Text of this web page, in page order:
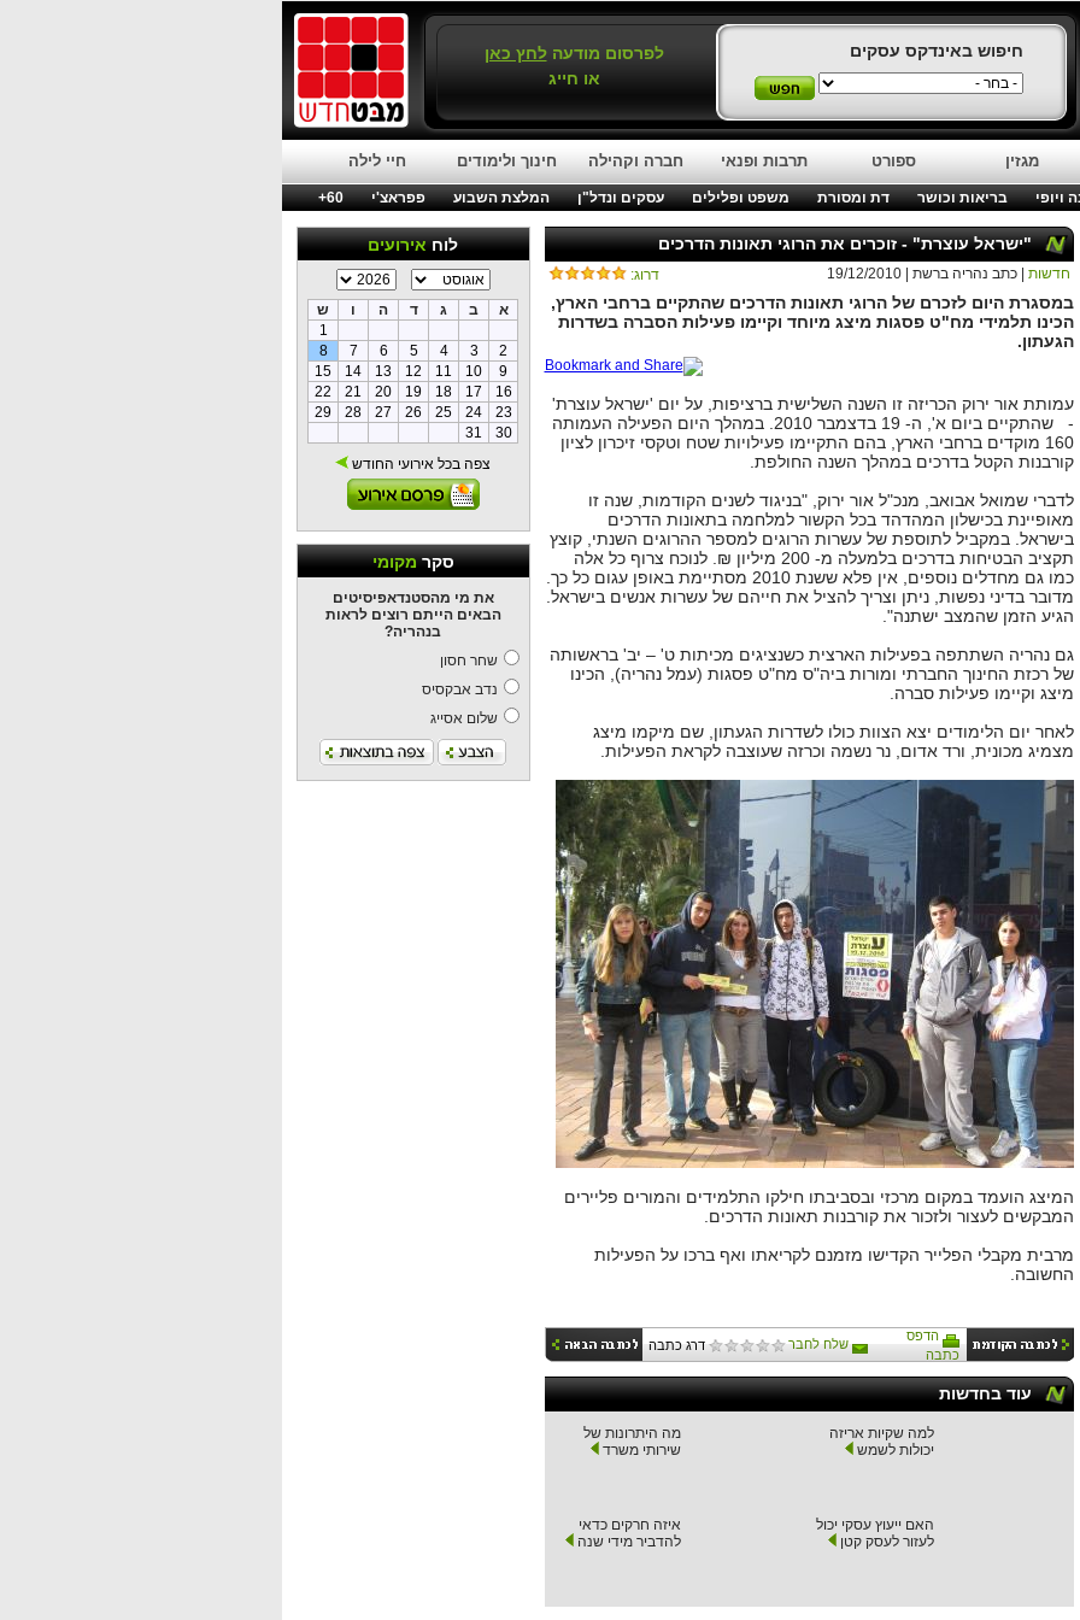
חיפוש באינדקס עסקים לפרסום מודעהלחץ כאן
או חייג
מגזין ספורט תרבות ופנאי חברה וקהילה חינוך ולימודים חיי לילה
ויופי בריאות וכושר דת ומסורת משפט ופלילים עסקים ונדל"ן המלצת השבוע פפראצ'י
60+
לוחאירועים
א ב ג ד ה ו
ש
1
2
3
4
5
6
7
8
9
10
11
12
13
14
15
16
17
18
19
20
21
22
23
24
25
26
27
28
29
30
31
צפה בכל אירועי החודש
סקרמקומי
את מי מהסטנדאפיסיטים
הבאים הייתם רוצים לראות
בנהריה?
שחר חסון
נדב אבקסיס
שלום אסייג
"ישראל עוצרת" - זוכרים את הרוגי תאונות הדרכים
דרוג: חדשות | כתב נהריה ברשת | 19/12/2010
במסגרת היום לזכרם של הרוגי תאונות הדרכים שהתקיים ברחבי הארץ,
הכינו תלמידי מח"ט פסגות מיצג מיוחד וקיימו פעילות הסברה בשדרות
הגעתון.
עמותת אור ירוק הכריזה זו השנה השלישית ברציפות, על יום 'ישראל עוצרת'
- שהתקיים ביום א', ה- 19 בדצמבר 2010. במהלך היום הפעילה העמותה
160 מוקדים ברחבי הארץ, בהם התקיימו פעילויות שטח וטקסי זיכרון לציון
קורבנות הקטל בדרכים במהלך השנה החולפת.
לדברי שמואל אבואב, מנכ"ל אור ירוק, "בניגוד לשנים הקודמות, שנה זו
מאופיינת בכישלון המהדהד בכל הקשור למלחמה בתאונות הדרכים
בישראל. במקביל לתוספת של עשרות הרוגים למספר ההרוגים השנתי, קוצץ
תקציב הבטיחות בדרכים בלמעלה מ- 200 מיליון ₪. לנוכח צרוף כל אלה
כמו גם מחדלים נוספים, אין פלא ששנת 2010 מסתיימת באופן עגום כל כך.
מדובר בדיני נפשות, ניתן וצריך להציל את חייהם של עשרות אנשים בישראל.
הגיע הזמן שהמצב ישתנה".
גם נהריה השתתפה בפעילות הארצית כשנציגים מכיתות ט' – יב' בראשותה
של רכזת החינוך החברתי ומורות ביה"ס מח"ט פסגות (עמל נהריה), הכינו
מיצג וקיימו פעילות סברה.
לאחר יום הלימודים יצא הצוות כולו לשדרות הגעתון, שם מיקמו מיצג
מצמיג מכונית, ורד אדום, נר נשמה וכרזה שעוצבה לקראת הפעילות.
המיצג הועמד במקום מרכזי ובסביבתו חילקו התלמידים והמורים פליירים
המבקשים לעצור ולזכור את קורבנות תאונות הדרכים.
מרבית מקבלי הפלייר הקדישו מזמנם לקריאתו ואף ברכו על הפעילות
החשובה.
הדפס
כתבה
שלח לחבר דרג כתבה
עוד בחדשות
למה שקיות אריזה
יכולות לשמש
מה היתרונות של
שירותי משרד
האם ייעוץ עסקי יכול
לעזור לעסק קטן
איזה חרקים כדאי
להדביר מידי שנה